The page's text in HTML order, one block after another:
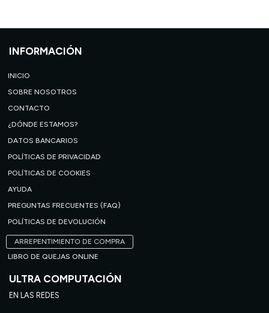
INFORMACIÓN
INICIO
SOBRE NOSOTROS
CONTACTO
¿DÓNDE ESTAMOS?
DATOS BANCARIOS
POLÍTICAS DE PRIVACIDAD
POLÍTICAS DE COOKIES
AYUDA
PREGUNTAS FRECUENTES (FAQ)
POLÍTICAS DE DEVOLUCIÓN
ARREPENTIMIENTO DE COMPRA
LIBRO DE QUEJAS ONLINE
ULTRA COMPUTACIÓN
EN LAS REDES